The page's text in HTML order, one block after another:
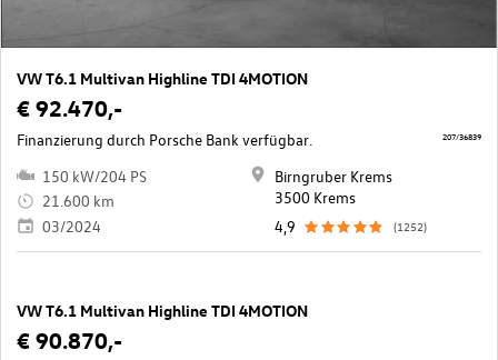
VW T6.1 Multivan Highline TDI 4MOTION
€ 92.470,-
Finanzierung durch Porsche Bank verfügbar.
150 kW/204 PS
21.600 km
03/2024
Birngruber Krems
3500 Krems
4,9
(1252)
207/36839
VW T6.1 Multivan Highline TDI 4MOTION
€ 90.870,-